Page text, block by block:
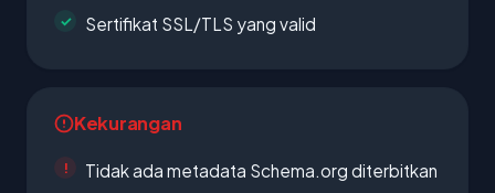
Sertifikat SSL/TLS yang valid
Kekurangan
Tidak ada metadata Schema.org diterbitkan